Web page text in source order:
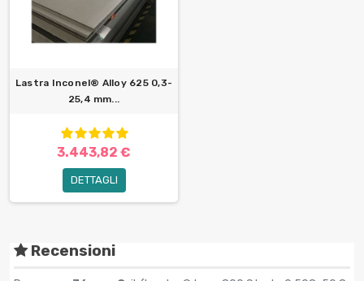
Lastra Inconel® Alloy 625 0,3-
25,4 mm...
3.443,82 €
DETTAGLI
Recensioni